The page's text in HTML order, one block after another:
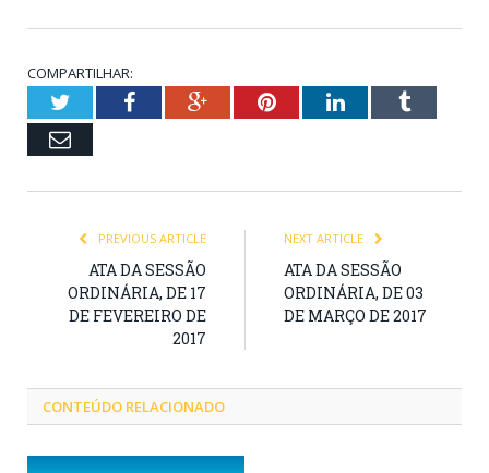
COMPARTILHAR:
TwitterFacebookGoogle+PinterestLinkedInTumblr
Email
PREVIOUS ARTICLE
ATA DA SESSÃO
ORDINÁRIA, DE 17
DE FEVEREIRO DE
2017
NEXT ARTICLE
ATA DA SESSÃO
ORDINÁRIA, DE 03
DE MARÇO DE 2017
CONTEÚDO RELACIONADO